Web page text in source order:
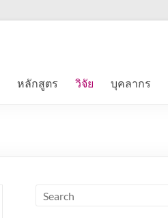
หลักสูตร วิจัย บุคลากร